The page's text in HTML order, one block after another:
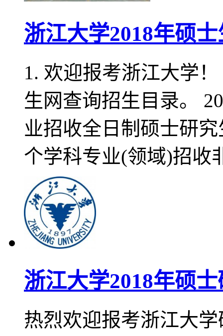
浙江大学2018年硕
1. 欢迎报考浙江大学
生网查询招生目录。
业招收全日制硕士研
个学科专业(领域)招收
浙江大学2018年硕
热烈欢迎报考浙江大